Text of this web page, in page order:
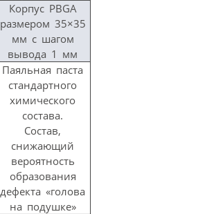
Корпус PBGA
размером 35×35
мм с шагом
вывода 1 мм
Паяльная паста
стандартного
химического
состава.
Состав,
снижающий
вероятность
образования
дефекта «голова
на подушке»